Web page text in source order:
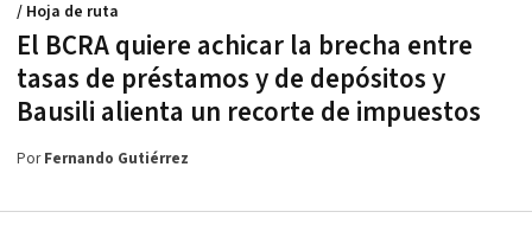
El BCRA quiere achicar la brecha entre
tasas de préstamos y de depósitos y
Bausili alienta un recorte de impuestos
/ Hoja de ruta
PorFernando Gutiérrez